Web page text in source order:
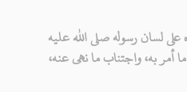
على لسان رسوله صلى الله عليه
أمر به، واجتناب ما نهى عنه،